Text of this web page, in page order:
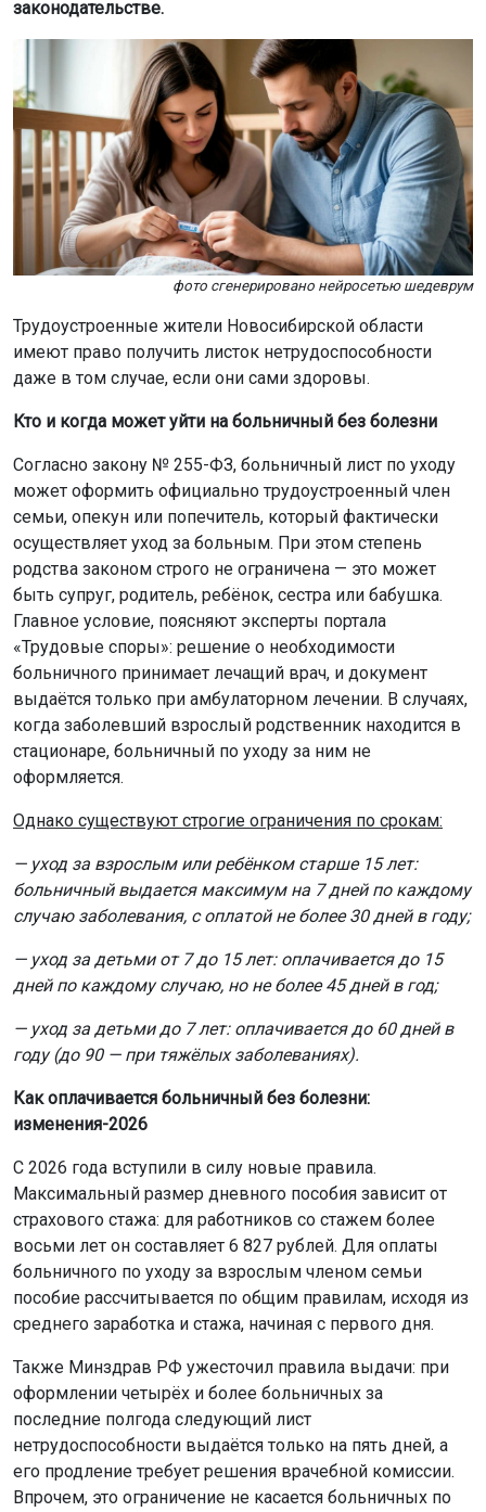
законодательстве.
фото сгенерировано нейросетью шедеврум
Трудоустроенные жители Новосибирской области
имеют право получить листок нетрудоспособности
даже в том случае, если они сами здоровы.
Кто и когда может уйти на больничный без болезни
Согласно закону № 255-ФЗ, больничный лист по уходу
может оформить официально трудоустроенный член
семьи, опекун или попечитель, который фактически
осуществляет уход за больным. При этом степень
родства законом строго не ограничена — это может
быть супруг, родитель, ребёнок, сестра или бабушка.
Главное условие, поясняют эксперты портала
«Трудовые споры»: решение о необходимости
больничного принимает лечащий врач, и документ
выдаётся только при амбулаторном лечении. В случаях,
когда заболевший взрослый родственник находится в
стационаре, больничный по уходу за ним не
оформляется.
Однако существуют строгие ограничения по срокам:
— уход за взрослым или ребёнком старше 15 лет:
больничный выдается максимум на 7 дней по каждому
случаю заболевания, с оплатой не более 30 дней в году;
— уход за детьми от 7 до 15 лет: оплачивается до 15
дней по каждому случаю, но не более 45 дней в год;
— уход за детьми до 7 лет: оплачивается до 60 дней в
году (до 90 — при тяжёлых заболеваниях).
Как оплачивается больничный без болезни:
изменения-2026
С 2026 года вступили в силу новые правила.
Максимальный размер дневного пособия зависит от
страхового стажа: для работников со стажем более
восьми лет он составляет 6 827 рублей. Для оплаты
больничного по уходу за взрослым членом семьи
пособие рассчитывается по общим правилам, исходя из
среднего заработка и стажа, начиная с первого дня.
Также Минздрав РФ ужесточил правила выдачи: при
оформлении четырёх и более больничных за
последние полгода следующий лист
нетрудоспособности выдаётся только на пять дней, а
его продление требует решения врачебной комиссии.
Впрочем, это ограничение не касается больничных по